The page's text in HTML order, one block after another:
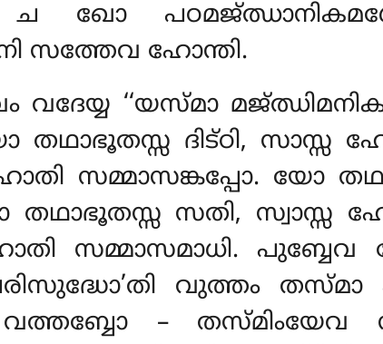
ച ഖോ
സത്തേവ ഹോന്തി.
‘‘യസ്മാ
തഥാഭൂതസ്സ ദിട്ഠി, സാസ്സ
സമ്മാസങ്കപ്പോ. യോ
തഥാഭൂതസ്സ സതി, സ്വാസ്സ
സമ്മാസമാധി.
വുത്തം തസ്മാ
– തസ്മിംയേവ